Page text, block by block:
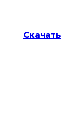
Скачать